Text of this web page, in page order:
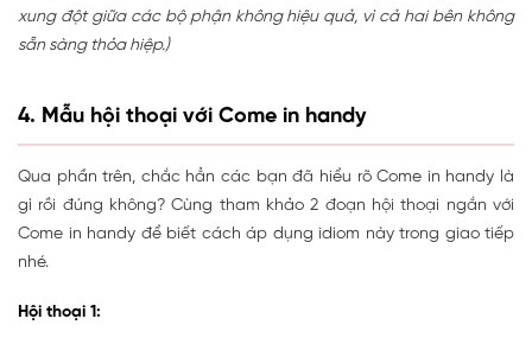
xung đột giữa các bộ phận không hiệu quả, vì cả hai bên không
sẵn sàng thỏa hiệp.)
4. Mẫu hội thoại với Come in handy
Qua phần trên, chắc hẳn các bạn đã hiểu rõ Come in handy là
gì rồi đúng không? Cùng tham khảo 2 đoạn hội thoại ngắn với
Come in handy để biết cách áp dụng idiom này trong giao tiếp
nhé.
Hội thoại 1: